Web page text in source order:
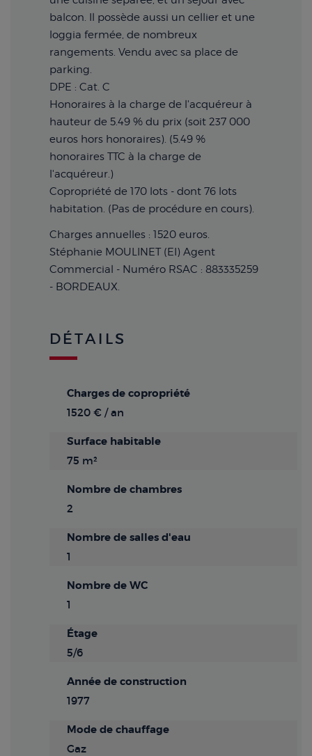
balcon. Il possède aussi un cellier et une
loggia fermée, de nombreux
rangements. Vendu avec sa place de
parking.
DPE : Cat. C
Honoraires à la charge de l'acquéreur à
hauteur de 5.49 % du prix (soit 237 000
euros hors honoraires). (5.49 %
honoraires TTC à la charge de
l'acquéreur.)
Copropriété de 170 lots - dont 76 lots
habitation. (Pas de procédure en cours).
Charges annuelles : 1520 euros.
Stéphanie MOULINET (EI) Agent
Commercial - Numéro RSAC : 883335259
- BORDEAUX.
DÉTAILS
Charges de copropriété
1520 € / an
Surface habitable
75 m²
Nombre de chambres
2
Nombre de salles d'eau
1
Nombre de WC
1
Étage
5/6
Année de construction
1977
Mode de chauffage
Gaz